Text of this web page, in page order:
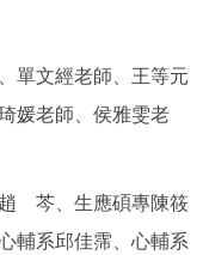
單文經老師、王等元
媛老師、侯雅雯老
趙 芩、生應碩專陳筱
輔系邱佳霈、心輔系